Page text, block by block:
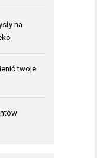
na
twoje